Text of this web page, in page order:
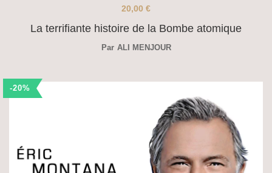
La terrifiante histoire de la Bombe atomique
20,00 €
Par ALI MENJOUR
-20%